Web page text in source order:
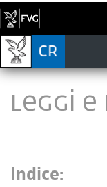
LEGGI
Indice: